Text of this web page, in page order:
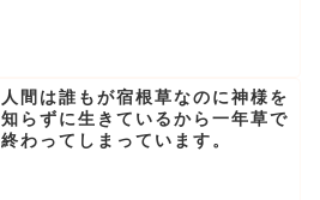
人間は誰もが宿根草なのに神様を
知らずに生きているから一年草で
終わってしまっています。